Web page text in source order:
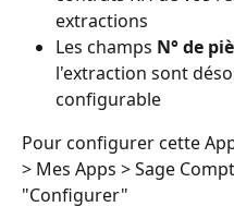
extractions
Les champs N° de
l'extraction sont
configurable
Pour configurer cette
> Mes Apps > Sage
"Configurer"